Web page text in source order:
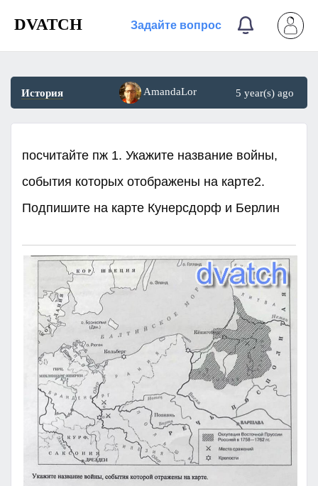
DVATCH Задайте вопрос
История AmandaLor 5 year(s) ago
посчитайте пж 1. Укажите название войны,
события которых отображены на карте2.
Подпишите на карте Кунерсдорф и Берлин​